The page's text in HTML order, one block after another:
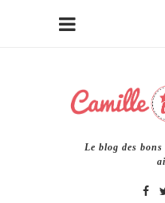
Le blog des